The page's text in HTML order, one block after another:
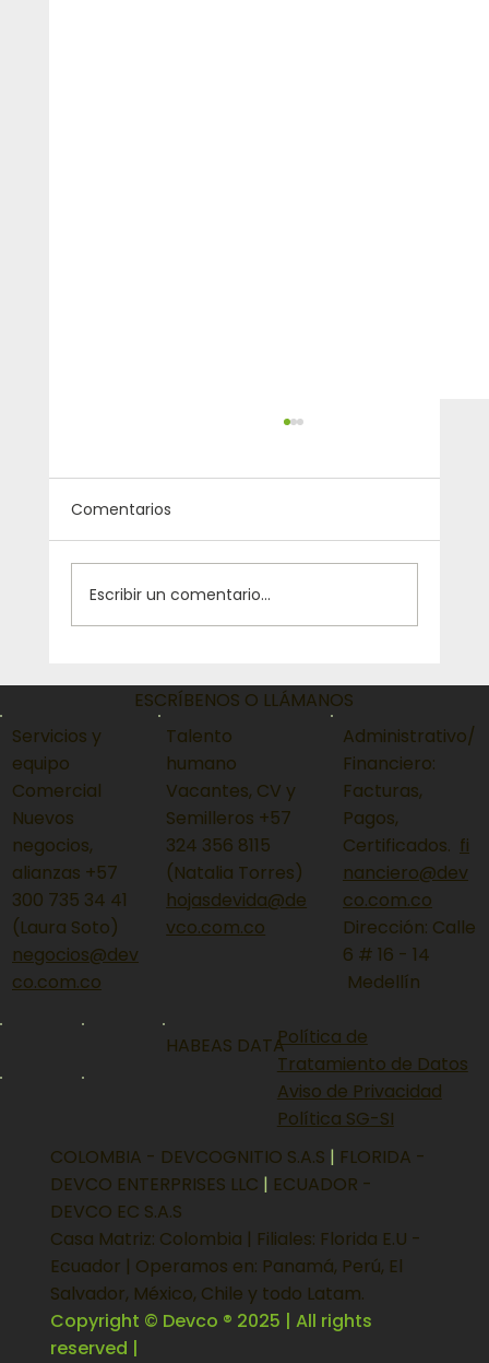
Low-Code y No-Code: Los Magos del
Software Express
Comentarios
Escribir un comentario...
ESCRÍBENOS O LLÁMANOS
Servicios y
equipo
Comercial
Nuevos
negocios,
alianzas +57
300 735 34 41
(Laura Soto)
negocios@dev
co.com.co
Talento
humano
Vacantes, CV y
Semilleros +57
324 356 8115
(Natalia Torres)
hojasdevida@de
vco.com.co
Administrativo/
Financiero:
Facturas,
Pagos,
Certificados. fi
nanciero@dev
co.com.co
Dirección: Calle
6 # 16 - 14
Medellín
HABEAS DATAPolítica de
Tratamiento de Datos
Aviso de Privacidad
Política SG-SI
COLOMBIA - DEVCOGNITIO S.A.S | FLORIDA -
DEVCO ENTERPRISES LLC | ECUADOR -
DEVCO EC S.A.S
Casa Matriz: Colombia | Filiales: Florida E.U -
Ecuador | Operamos en: Panamá, Perú, El
Salvador, México, Chile y todo Latam.
Copyright © Devco ® 2025 | All rights
reserved |